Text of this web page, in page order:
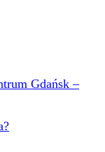
Gdańsk –